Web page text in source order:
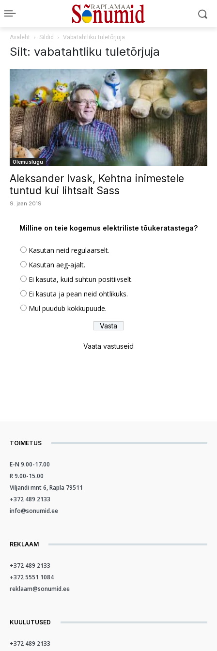
Avaleht Sildid Vabatahtliku tuletõrjuja
Silt: vabatahtliku tuletõrjuja
Olemuslugu
Aleksander Ivask, Kehtna inimestele
tuntud kui lihtsalt Sass
9. jaan 2019
Milline on teie kogemus elektriliste tõukeratastega?
Kasutan neid regulaarselt.
Kasutan aeg-ajalt.
Ei kasuta, kuid suhtun positiivselt.
Ei kasuta ja pean neid ohtlikuks.
Mul puudub kokkupuude.
Vaata vastuseid
TOIMETUS
E-N 9.00-17.00
R 9.00-15.00
Viljandi mnt 6, Rapla 79511
+372 489 2133
info@sonumid.ee
REKLAAM
+372 489 2133
+372 5551 1084
reklaam@sonumid.ee
KUULUTUSED
+372 489 2133